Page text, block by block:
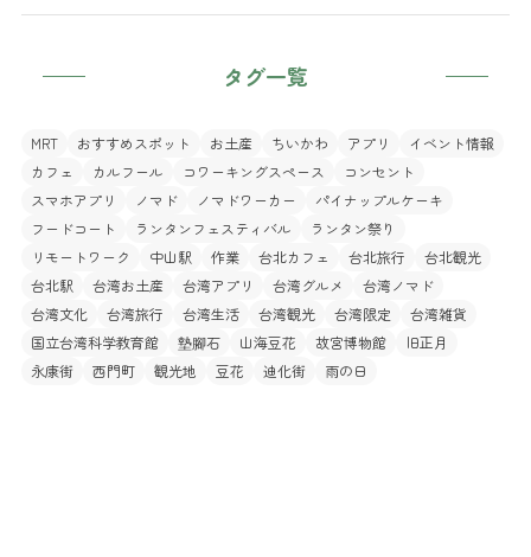
タグ一覧
MRT おすすめスポット お土産 ちいかわ アプリ
イベント情報
カフェ
カルフール コワーキングスペース
コンセント
スマホアプリ
ノマド ノマドワーカー
パイナップルケーキ
フードコート
ランタンフェスティバル
ランタン祭り
リモートワーク
中山駅 作業 台北カフェ 台北旅行
台北観光
台北駅
台湾お土産 台湾アプリ 台湾グルメ
台湾ノマド
台湾文化
台湾旅行 台湾生活 台湾観光 台湾限定
台湾雑貨
国立台湾科学教育館
墊腳石 山海豆花 故宮博物館
旧正月
永康街
西門町 観光地 豆花 迪化街 雨の日